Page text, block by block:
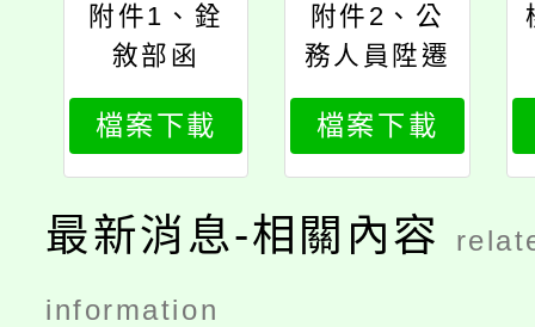
附件1、銓
敘部函
檔案下載
附件2、公
務人員陞遷
法施行細則
部分條文修
正條文
檔案下載
最新消息-相關內容
information